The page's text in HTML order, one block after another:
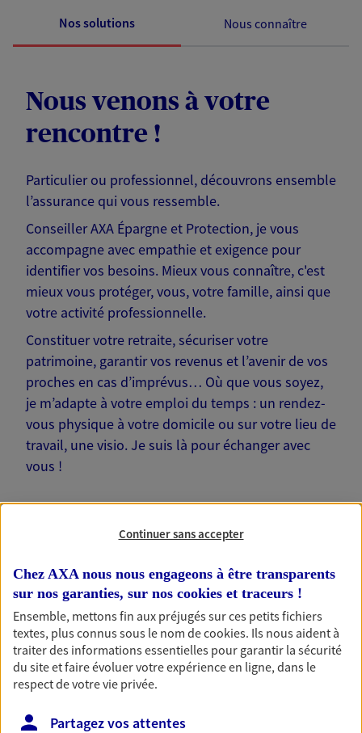
Nos solutions Nous connaître
Nous venons à votre
rencontre !
Particulier ou professionnel, découvrons ensemble
l’assurance qui vous ressemble.
Conseiller AXA Épargne et Protection, je vous
accompagne avec empathie et exigence pour
identifier vos besoins. Mieux vous connaître, c'est
mieux vous protéger, vous, votre famille, ainsi que
votre activité professionnelle.
Constituer votre retraite, sécuriser votre
patrimoine, garantir vos revenus et l’avenir de vos
proches en cas d’imprévus… Où que vous soyez,
je m’adapte à votre emploi du temps : un rendez-
vous physique à votre domicile ou sur votre lieu de
travail, une visio. Je suis là pour échanger avec
vous !
Nos offres phares
Épargne
Réalisez vos projets grâce à votre épargne : achat
immobilier, études des enfants ou voyage autour
du monde… Épargnez à votre rythme et
simplement, selon votre profil.
Continuer sans accepter
Chez AXA nous nous engageons à être transparents
sur nos garanties, sur nos cookies et traceurs !
Ensemble, mettons fin aux préjugés sur ces petits fichiers
textes, plus connus sous le nom decookies. Ils nous aident à
traiter des informations essentielles pour garantir la sécurité
du site et faire évoluer votre expérience en ligne, dans le
respect de votre vie privée.
Partagez vos attentes